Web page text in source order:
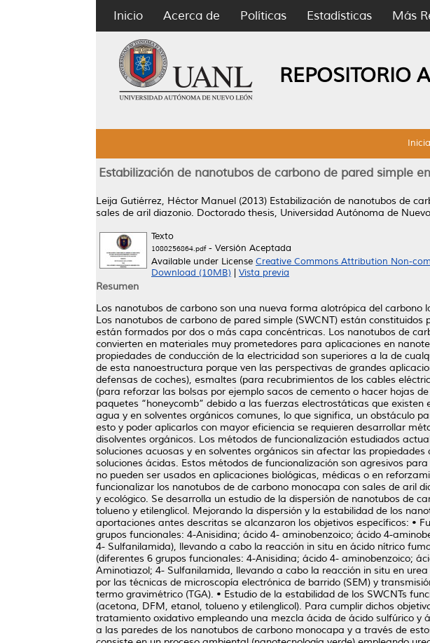
Inicio Acerca de Políticas Estadísticas Más
REPOSITORIO
Estabilización de nanotubos de carbono de pared simple
Leija Gutiérrez, Héctor Manuel (2013) Estabilización de nanotubos de
sales de aril diazonio. Doctorado thesis, Universidad Autónoma de
Texto
1080256864.pdf- Versión Aceptada
Available under License Creative Commons Attribution Non-
Download (10MB)
Vista previa
Resumen
Los nanotubos de carbono son una nueva forma alotrópica del
Los nanotubos de carbono de pared simple (SWCNT) están
están formados por dos o más capa concéntricas. Los nanotubos de
convierten en materiales muy prometedores para aplicaciones en
propiedades de conducción de la electricidad son superiores a la de
de esta nanoestructura porque ven las perspectivas de grandes
defensas de coches), esmaltes (para recubrimientos de los cables
(para reforzar las bolsas por ejemplo sacos de cemento o hacer hojas
paquetes “honeycomb” debido a las fuerzas electrostáticas que
agua y en solventes orgánicos comunes, lo que significa, un obstáculo
esto y poder aplicarlos con mayor eficiencia se requieren desarrollar
disolventes orgánicos. Los métodos de funcionalización estudiados
soluciones acuosas y en solventes orgánicos sin afectar las
soluciones ácidas. Estos métodos de funcionalización son agresivos
no pueden ser usados en aplicaciones biológicas, médicas o en
funcionalizar los nanotubos de de carbono monocapa con sales de aril
y ecológico. Se desarrolla un estudio de la dispersión de nanotubos de
tolueno y etilenglicol. Mejorando la dispersión y la estabilidad de los
aportaciones antes descritas se alcanzaron los objetivos específicos: •
grupos funcionales: 4-Anisidina; ácido 4- aminobenzoico; ácido 4-
4- Sulfanilamida), llevando a cabo la reacción in situ en ácido nítrico
(diferentes 6 grupos funcionales: 4-Anisidina; ácido 4- aminobenzoico;
Aminotiazol; 4- Sulfanilamida, llevando a cabo la reacción in situ en
por las técnicas de microscopía electrónica de barrido (SEM) y
termo gravimétrico (TGA). • Estudio de la estabilidad de los SWCNTs
(acetona, DFM, etanol, tolueno y etilenglicol). Para cumplir dichos
tratamiento oxidativo empleando una mezcla ácida de ácido sulfúrico y
a las paredes de los nanotubos de carbono monocapa y a través de